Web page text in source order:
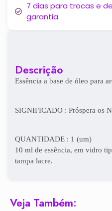
Descrição
Essência a base de óleo para
SIGNIFICADO : Próspera os
QUANTIDADE : 1 (um)
10 ml de essência, em vidro
tampa lacre.
7 dias para trocas e
garantia
Veja Também: